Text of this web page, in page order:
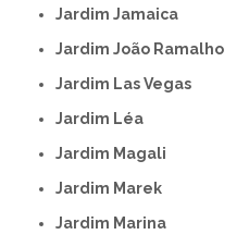
Jardim Jamaica
Jardim João Ramalho
Jardim Las Vegas
Jardim Léa
Jardim Magali
Jardim Marek
Jardim Marina